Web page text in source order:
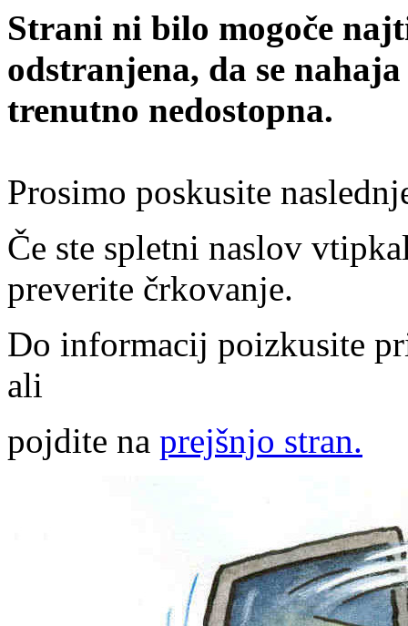
Strani ni bilo mogoče
odstranjena, da se
trenutno nedostopna.
Prosimo poskusite
Če ste spletni naslov
preverite črkovanje.
Do informacij poizkusite
ali
pojdite na prejšnjo stran.